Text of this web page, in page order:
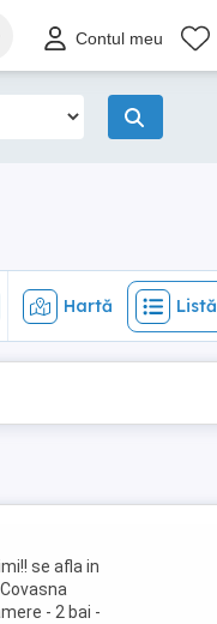
Contul meu
Hartă Listă
Hartă Listă
se afla in
- 2 bai -